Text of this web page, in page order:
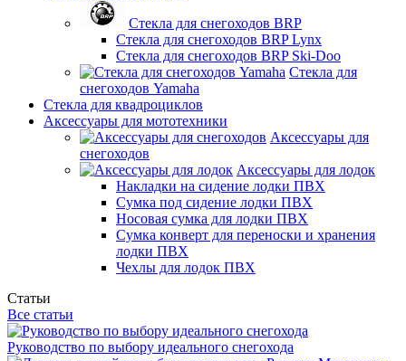
Стекла для снегоходов BRP
Стекла для снегоходов BRP Lynx
Стекла для снегоходов BRP Ski-Doo
Стекла для
снегоходов Yamaha
Стекла для квадроциклов
Аксессуары для мототехники
Аксессуары для
снегоходов
Аксессуары для лодок
Накладки на сидение лодки ПВХ
Сумка под сидение лодки ПВХ
Носовая сумка для лодки ПВХ
Сумка конверт для переноски и хранения
лодки ПВХ
Чехлы для лодок ПВХ
Статьи
Все статьи
Руководство по выбору идеального снегохода